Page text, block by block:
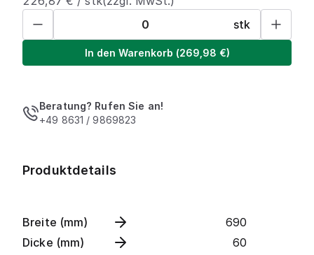
stk
In den Warenkorb (269,98 €)
Beratung? Rufen Sie an!
+49 8631 / 9869823
Produktdetails
Breite (mm)
690
Dicke (mm)
60